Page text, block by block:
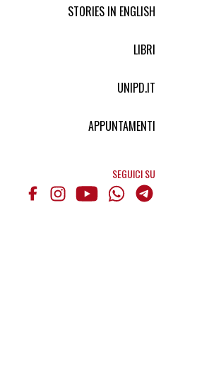
STORIES IN ENGLISH
LIBRI
UNIPD.IT
APPUNTAMENTI
SEGUICI SU